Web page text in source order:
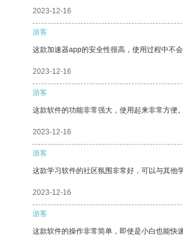
2023-12-16
游客
这款加速器app的安全性很高，使用过程中不
2023-12-16
游客
这款软件的功能非常强大，使用起来非常方便。
2023-12-16
游客
这款学习软件的社区氛围非常好，可以与其他
2023-12-16
游客
这款软件的操作非常简单，即使是小白也能快速